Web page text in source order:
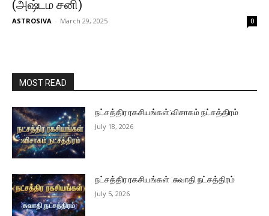
(அஷ்டம சனி)
ASTROSIVA - March 29, 2025 0
MOST READ
நட்சத்திர ரகசியங்கள்:விசாகம் நட்சத்திரம்
July 18, 2026
நட்சத்திர ரகசியங்கள் :சுவாதி நட்சத்திரம்
July 5, 2026